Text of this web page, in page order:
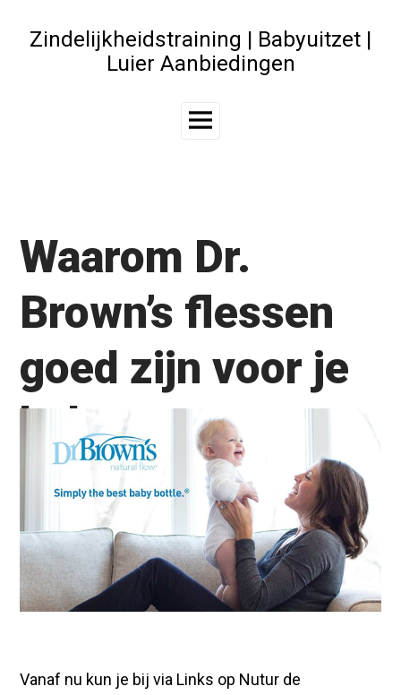
contentZindelijkheidstraining | Babyuitzet |
Luier Aanbiedingen
Main
Waarom Dr.
Brown’s flessen
goed zijn voor je
baby
December 24, 2019 / Updated February 2,
byTomislaw Dalic
Vanaf nu kun je bij via Links op Nutur de